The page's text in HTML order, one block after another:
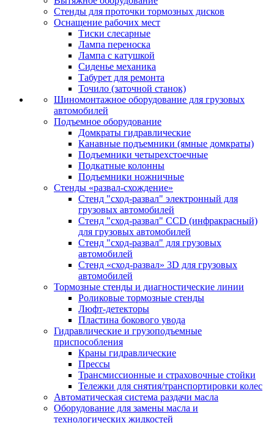
Стенды для проточки тормозных дисков
Оснащение рабочих мест
Тиски слесарные
Лампа переноска
Лампа с катушкой
Сиденье механика
Табурет для ремонта
Точило (заточной станок)
Шиномонтажное оборудование для грузовых
автомобилей
Подъемное оборудование
Домкраты гидравлические
Канавные подъемники (ямные домкраты)
Подъемники четырехстоечные
Подкатные колонны
Подъемники ножничные
Стенды «развал-схождение»
Стенд "сход-развал" электронный для
грузовых автомобилей
Стенд "сход-развал" CCD (инфракрасный)
для грузовых автомобилей
Стенд "сход-развал" для грузовых
автомобилей
Стенд «сход-развал» 3D для грузовых
автомобилей
Тормозные стенды и диагностические линии
Роликовые тормозные стенды
Люфт-детекторы
Пластина бокового увода
Гидравлические и грузоподъемные
приспособления
Краны гидравлические
Прессы
Трансмиссионные и страховочные стойки
Тележки для снятия/транспортировки колес
Автоматическая система раздачи масла
Оборудование для замены масла и
технологических жидкостей